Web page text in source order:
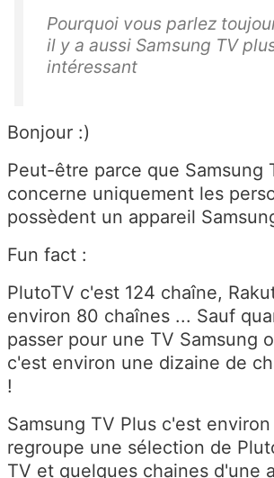
Pourquoi vous parlez
il y a aussi Samsung TV
intéressant
Bonjour :)
Peut-être parce que Samsung
concerne uniquement les
possèdent un appareil
Fun fact :
PlutoTV c'est 124 chaîne,
environ 80 chaînes ... Sauf
passer pour une TV Samsung
c'est environ une dizaine de
!
Samsung TV Plus c'est environ
regroupe une sélection de
TV et quelques chaines d'une